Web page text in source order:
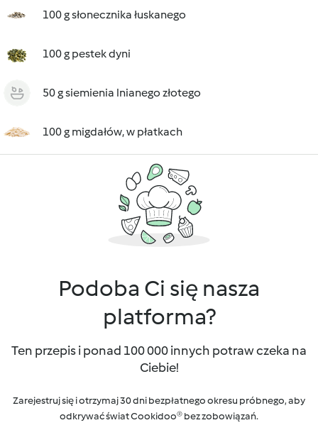
100 g słonecznika łuskanego
100 g pestek dyni
50 g siemienia lnianego złotego
100 g migdałów, w płatkach
Podoba Ci się nasza
platforma?
Ten przepis i ponad 100 000 innych potraw czeka na
Ciebie!
Zarejestruj się i otrzymaj 30 dni bezpłatnego okresu próbnego, aby
odkrywać świat Cookidoo® bez zobowiązań.